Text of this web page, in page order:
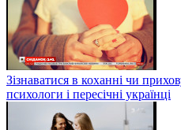
Зізнаватися в коханні чи
психологи і пересічні українці